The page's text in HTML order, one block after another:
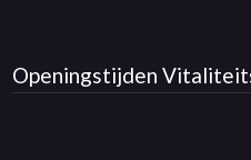
Openingstijden